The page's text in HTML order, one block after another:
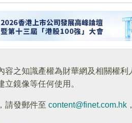
容之知識產權為財華網及相關權利
立鏡像等任何使用。
請發郵件至 content@finet.com.hk